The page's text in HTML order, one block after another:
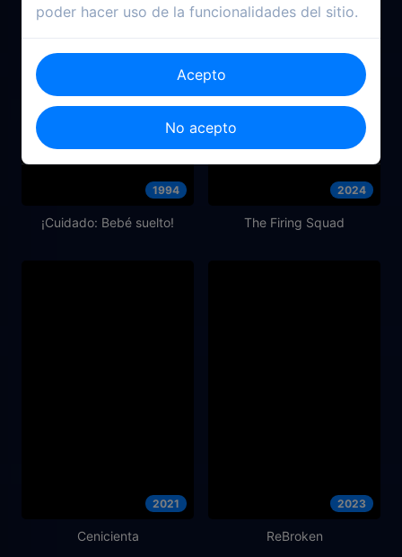
1994
¡Cuidado: Bebé suelto!
2024
The Firing Squad
2021
Cenicienta
2023
ReBroken
poder hacer uso de la funcionalidades del sitio.
Acepto
No acepto